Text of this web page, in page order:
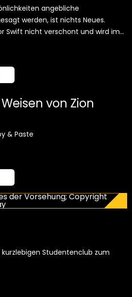
angebliche
werden, ist nichts Neues.
Swift nicht verschont und wird im…
von Zion
& Paste
Studentenclub zum